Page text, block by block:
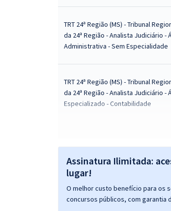
TRT 24ª Região (MS) - Tribunal
da 24ª Região - Analista Judiciário -
Administrativa - Sem Especialidade
TRT 24ª Região (MS) - Tribunal
da 24ª Região - Analista Judiciário -
Especializado - Contabilidade
Especializado - Serviço Social
TRT 24ª Região (MS) - Tribunal
Assinatura Ilimitada:
lugar!
O melhor custo benefício para os
concursos públicos, com garantia